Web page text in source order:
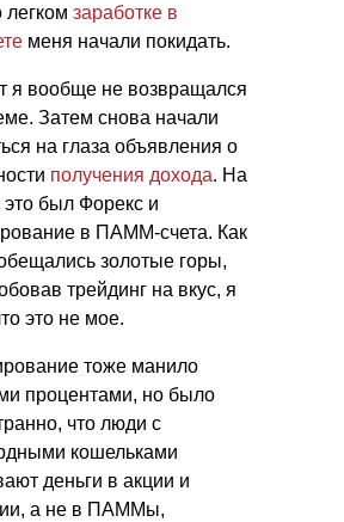
заработке в
меня начали покидать.
я вообще не возвращался
Затем снова начали
на глаза объявления о
получения дохода. На
это был Форекс и
в ПАММ-счета. Как
золотые горы,
трейдинг на вкус, я
это не мое.
тоже манило
процентами, но было
что люди с
кошельками
деньги в акции и
а не в ПАММы,